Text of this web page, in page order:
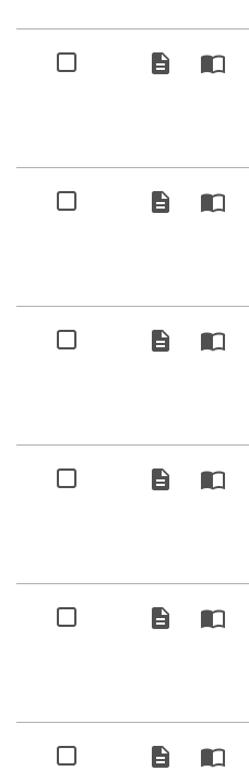
description import_contacts
description import_contacts
description import_contacts
description import_contacts
description import_contacts
description import_contacts